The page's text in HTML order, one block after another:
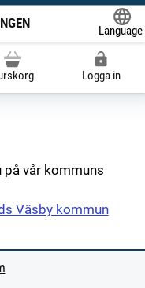
Language
Logga in
vår kommuns
Väsby kommun